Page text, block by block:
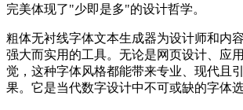
完美体现了"少即是多"的设计哲学。
粗体无衬线字体文本生成器为设计师和内
强大而实用的工具。无论是网页设计、应
觉，这种字体风格都能带来专业、现代且
果。它是当代数字设计中不可或缺的字体选